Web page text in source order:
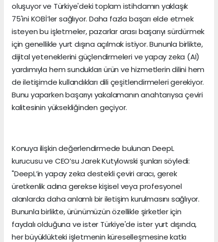
oluşuyor ve Türkiye'deki toplam istihdamın yaklaşık
75'ini KOBİ’ler sağlıyor. Daha fazla başarı elde etmek
isteyen bu işletmeler, pazarlar arası başarıyı sürdürmek
için genellikle yurt dışına açılmak istiyor. Bununla birlikte,
dijital yeteneklerini güçlendirmeleri ve yapay zeka (AI)
yardımıyla hem sundukları ürün ve hizmetlerin dilini hem
de iletişimde kullandıkları dili çeşitlendirmeleri gerekiyor.
Bunu yaparken başarıyı yakalamanın anahtarıysa çeviri
kalitesinin yüksekliğinden geçiyor.
Konuya ilişkin değerlendirmede bulunan DeepL
kurucusu ve CEO’su Jarek Kutylowski şunları söyledi:
"DeepL’in yapay zeka destekli çeviri aracı, gerek
üretkenlik adına gerekse kişisel veya profesyonel
alanlarda daha anlamlı bir iletişim kurulmasını sağlıyor.
Bununla birlikte, ürünümüzün özellikle şirketler için
faydalı olduğuna ve ister Türkiye'de ister yurt dışında,
her büyüklükteki işletmenin küreselleşmesine katkı